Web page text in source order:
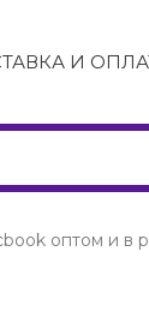
И
оптом и в